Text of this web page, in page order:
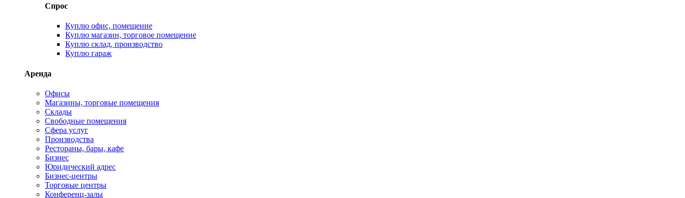
Спрос
Куплю офис, помещение
Куплю магазин, торговое помещение
Куплю склад, производство
Куплю гараж
Аренда
Офисы
Магазины, торговые помещения
Склады
Свободные помещения
Сфера услуг
Производства
Рестораны, бары, кафе
Бизнес
Юридический адрес
Бизнес-центры
Торговые центры
Конференц-залы